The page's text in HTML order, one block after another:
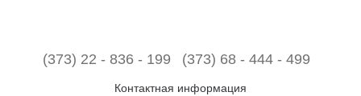
(373) 22 - 836 - 199 (373) 68 - 444 - 499
Контактная информация